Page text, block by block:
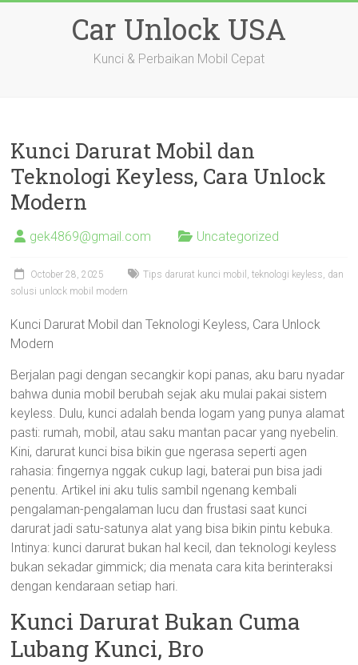
Car Unlock USA
Kunci & Perbaikan Mobil Cepat
Kunci Darurat Mobil dan
Teknologi Keyless, Cara Unlock
Modern
gek4869@gmail.com Uncategorized
October 28, 2025
Tips darurat kunci mobil, teknologi keyless, dan
solusi unlock mobil modern
Kunci Darurat Mobil dan Teknologi Keyless, Cara Unlock
Modern
Berjalan pagi dengan secangkir kopi panas, aku baru nyadar
bahwa dunia mobil berubah sejak aku mulai pakai sistem
keyless. Dulu, kunci adalah benda logam yang punya alamat
pasti: rumah, mobil, atau saku mantan pacar yang nyebelin.
Kini, darurat kunci bisa bikin gue ngerasa seperti agen
rahasia: fingernya nggak cukup lagi, baterai pun bisa jadi
penentu. Artikel ini aku tulis sambil ngenang kembali
pengalaman-pengalaman lucu dan frustasi saat kunci
darurat jadi satu-satunya alat yang bisa bikin pintu kebuka.
Intinya: kunci darurat bukan hal kecil, dan teknologi keyless
bukan sekadar gimmick; dia menata cara kita berinteraksi
dengan kendaraan setiap hari.
Kunci Darurat Bukan Cuma
Lubang Kunci, Bro